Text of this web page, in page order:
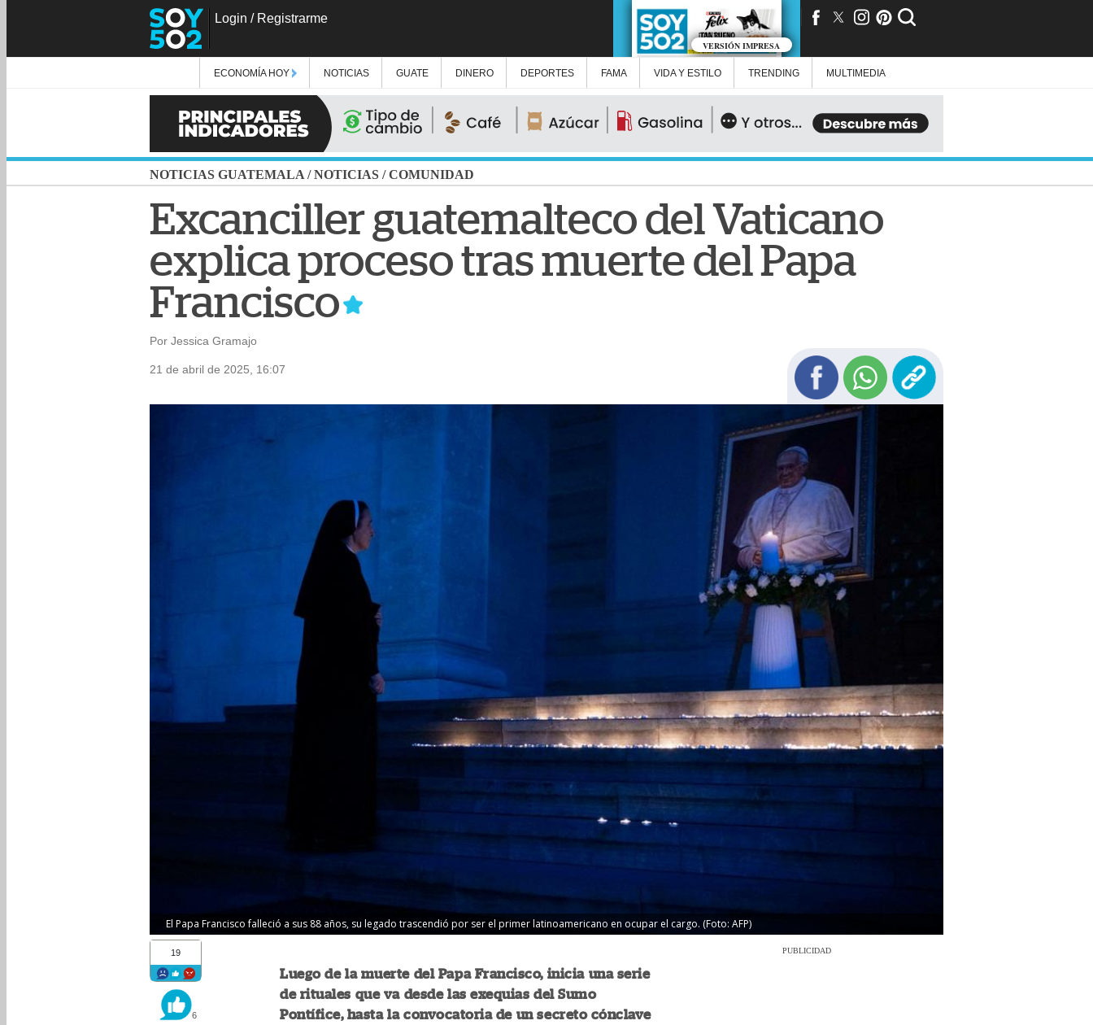
Login / Registrarme
VERSIÓN IMPRESA
ECONOMÍA HOY NOTICIAS GUATE DINERO DEPORTES FAMA VIDA Y ESTILO TRENDING MULTIMEDIA
NOTICIAS GUATEMALA /NOTICIAS /COMUNIDAD
Excanciller guatemalteco del Vaticano
explica proceso tras muerte del Papa
Francisco
Por Jessica Gramajo
21 de abril de 2025, 16:07
El Papa Francisco falleció a sus 88 años, su legado trascendió por ser el primer latinoamericano en ocupar el cargo. (Foto: AFP)
19
6
Luego de la muerte del Papa Francisco, inicia una serie
de rituales que va desde las exequias del Sumo
Pontífice, hasta la convocatoria de un secreto cónclave
PUBLICIDAD